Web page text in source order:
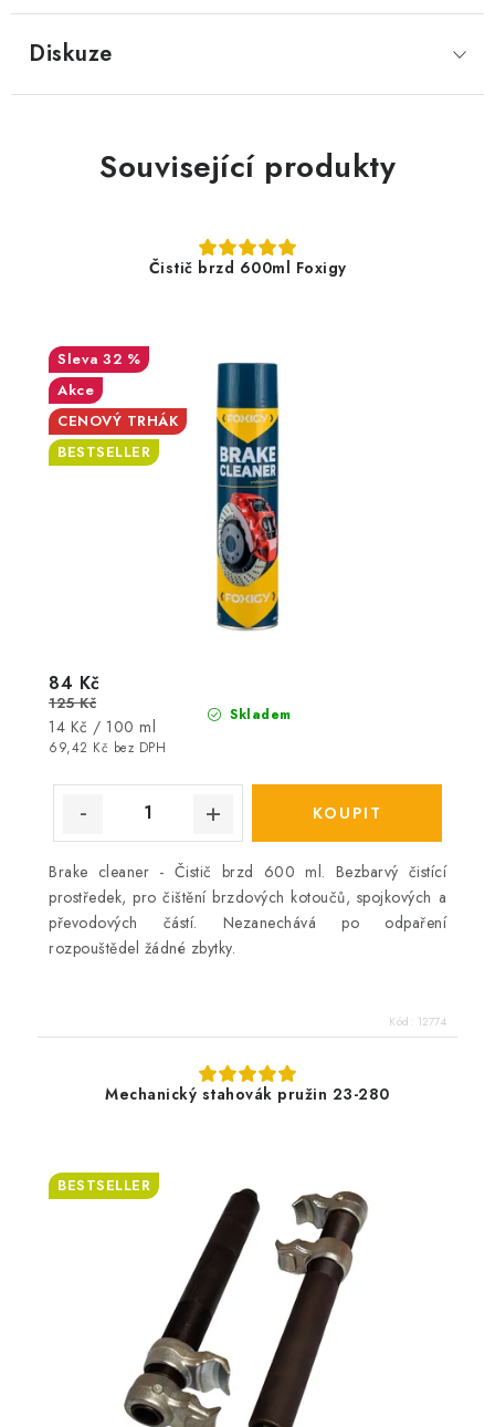
Diskuze
Související produkty
Čistič brzd 600ml Foxigy
32 %
Akce
CENOVÝ TRHÁK
BESTSELLER
Skladem
69,42 Kč bez DPH
84 Kč
125 Kč
Měrná
cena:
14 Kč / 100 ml
Brake cleaner - Čistič brzd 600 ml. Bezbarvý čistící
prostředek, pro čištění brzdových kotoučů, spojkových a
převodových částí. Nezanechává po odpaření
rozpouštědel žádné zbytky.
Kód: 12774
Mechanický stahovák pružin 23-280
BESTSELLER